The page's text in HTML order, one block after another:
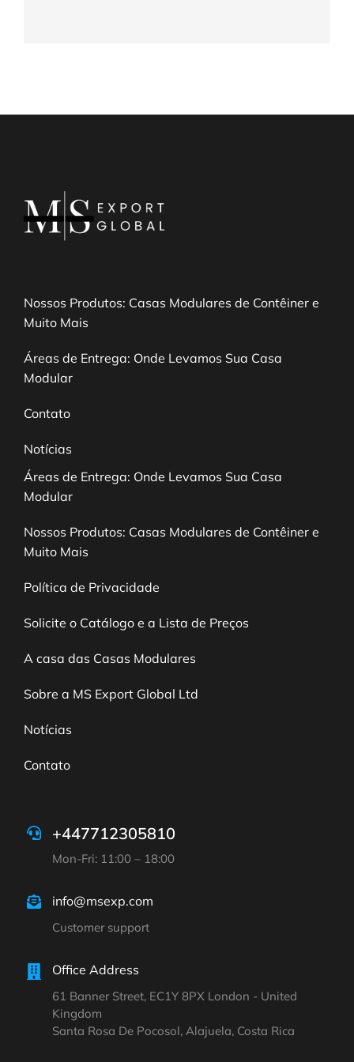
Nossos Produtos: Casas Modulares de Contêiner e
Muito Mais
Áreas de Entrega: Onde Levamos Sua Casa
Modular
Contato
Notícias
Áreas de Entrega: Onde Levamos Sua Casa
Modular
Nossos Produtos: Casas Modulares de Contêiner e
Muito Mais
Política de Privacidade
Solicite o Catálogo e a Lista de Preços
A casa das Casas Modulares
Sobre a MS Export Global Ltd
Notícias
Contato
+447712305810
Mon-Fri: 11:00 – 18:00
info@msexp.com
Customer support
Office Address
61 Banner Street, EC1Y 8PX London - United
Kingdom
Santa Rosa De Pocosol, Alajuela, Costa Rica